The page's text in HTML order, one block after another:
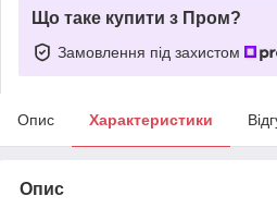
Що таке купити з Пром?
Замовлення під захистом
Опис Характеристики
Опис